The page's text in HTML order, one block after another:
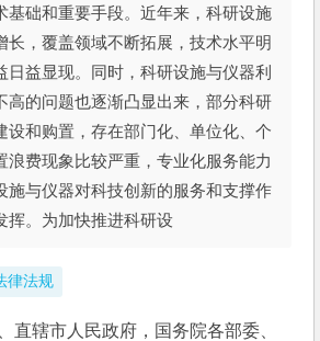
基础和重要手段。近年来，科研设施
长，覆盖领域不断拓展，技术水平明
日益显现。同时，科研设施与仪器利
高的问题也逐渐凸显出来，部分科研
设和购置，存在部门化、单位化、个
浪费现象比较严重，专业化服务能力
施与仪器对科技创新的服务和支撑作
挥。为加快推进科研设
律法规
直辖市人民政府，国务院各部委、